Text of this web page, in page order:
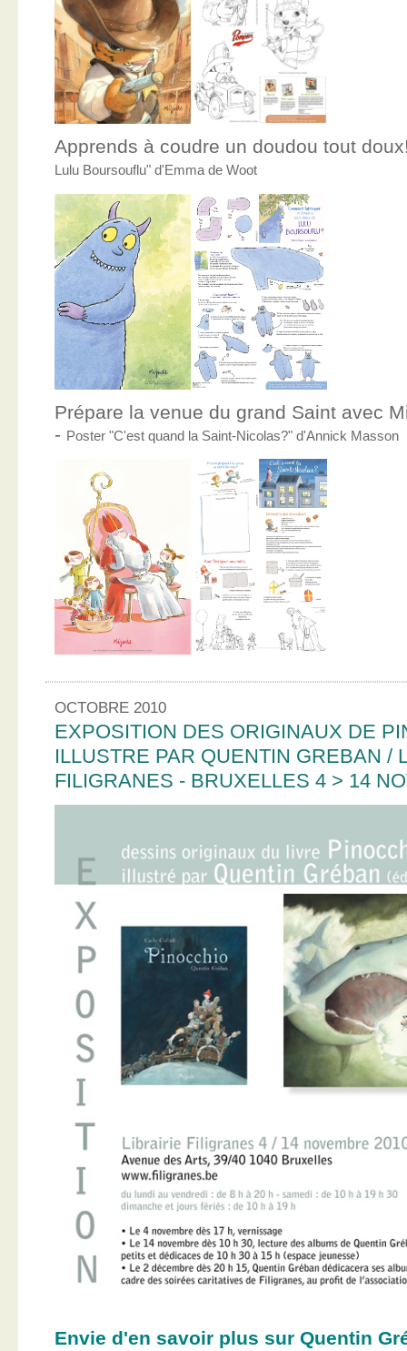
Apprends à coudre un doudou tout
Lulu Boursouflu" d'Emma de Woot
Prépare la venue du grand Saint avec
- Poster "C'est quand la Saint-Nicolas?" d'Annick Masson
OCTOBRE 2010
EXPOSITION DES ORIGINAUX DE
ILLUSTRE PAR QUENTIN GREBAN /
FILIGRANES - BRUXELLES 4 > 14
Envie d'en savoir plus sur Quentin